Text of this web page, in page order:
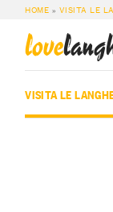
HOME » VISITA LE
love
VISITA LE